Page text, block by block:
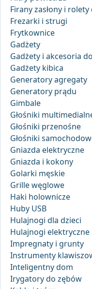
Firany zasłony i rolety
Frezarki i strugi
Frytkownice
Gadżety
Gadżety i akcesoria
Gadżety kibica
Generatory agregaty
Generatory prądu
Gimbale
Głośniki
Głośniki przenośne
Głośniki
Gniazda elektryczne
Gniazda i kokony
Golarki męskie
Grille węglowe
Haki holownicze
Huby USB
Hulajnogi dla dzieci
Hulajnogi elektryczne
Impregnaty i grunty
Instrumenty
Inteligentny dom
Irygatory do zębów